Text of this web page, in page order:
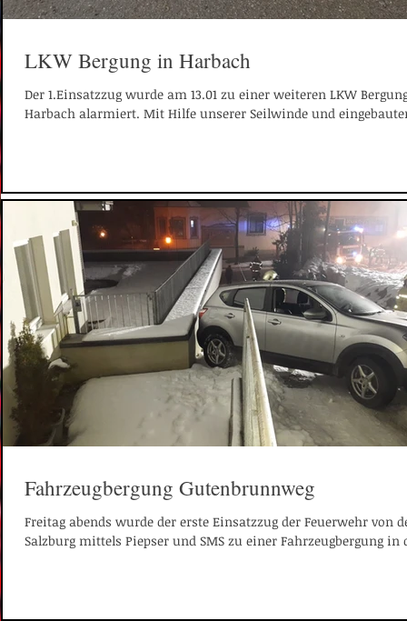
LKW Bergung in Harbach
Der 1.Einsatzzug wurde am 13.01 zu einer weiteren LKW
Harbach alarmiert. Mit Hilfe unserer Seilwinde und
Fahrzeugbergung Gutenbrunnweg
Freitag abends wurde der erste Einsatzzug der Feuerwehr von
Salzburg mittels Piepser und SMS zu einer Fahrzeugbergung in